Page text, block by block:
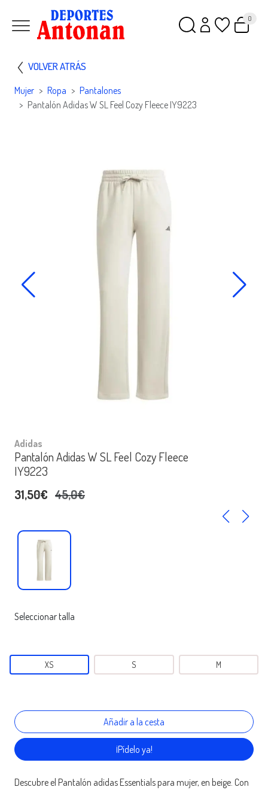
0
VOLVER ATRÁS
Mujer Ropa
Pantalones
Pantalón Adidas W SL Feel Cozy Fleece IY9223
Adidas
Pantalón Adidas W SL Feel Cozy Fleece
IY9223
31,50€ 45,0€
Seleccionar talla
XS S M
¡Pídelo ya!
Descubre el Pantalón adidas Essentials para mujer, en beige. Con